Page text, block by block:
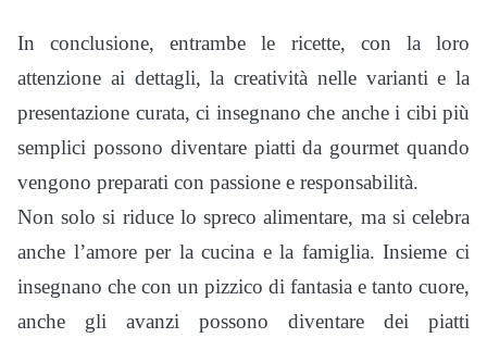
In conclusione, entrambe le ricette, con la loro
attenzione ai dettagli, la creatività nelle varianti e la
presentazione curata, ci insegnano che anche i cibi più
semplici possono diventare piatti da gourmet quando
vengono preparati con passione e responsabilità.
Non solo si riduce lo spreco alimentare, ma si celebra
anche l’amore per la cucina e la famiglia. Insieme ci
insegnano che con un pizzico di fantasia e tanto cuore,
anche gli avanzi possono diventare dei piatti